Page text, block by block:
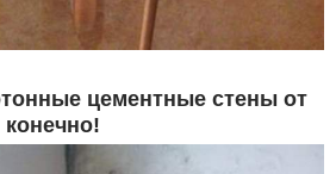
цементные стены от
конечно!